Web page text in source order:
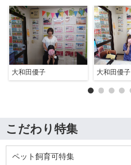
大和田優子 大和田優子
こだわり特集
ペット飼育可特集